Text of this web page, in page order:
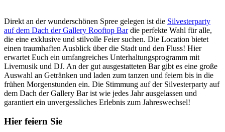
Direkt an der wunderschönen Spree gelegen ist die Silvesterparty
auf dem Dach der Gallery Rooftop Bardie perfekte Wahl für alle,
die eine exklusive und stilvolle Feier suchen. Die Location bietet
einen traumhaften Ausblick über die Stadt und den Fluss! Hier
erwartet Euch ein umfangreiches Unterhaltungsprogramm mit
Livemusik und DJ. An der gut ausgestatteten Bar gibt es eine große
Auswahl an Getränken und laden zum tanzen und feiern bis in die
frühen Morgenstunden ein. Die Stimmung auf der Silvesterparty auf
dem Dach der Gallery Bar ist wie jedes Jahr ausgelassen und
garantiert ein unvergessliches Erlebnis zum Jahreswechsel!
Hier feiern Sie